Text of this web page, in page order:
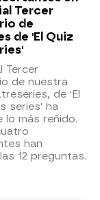
Tercer
de
de 'El Quiz
Tercer
de nuestra
de 'El
series' ha
lo más reñido.
han
12 preguntas.